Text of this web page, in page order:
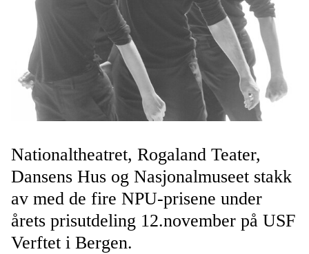
Nationaltheatret, Rogaland Teater,
Dansens Hus og Nasjonalmuseet stakk
av med de fire NPU-prisene under
årets prisutdeling 12.november på USF
Verftet i Bergen.